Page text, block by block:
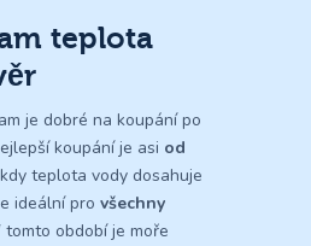
teplota
je dobré na koupání po
koupání je asi od
teplota vody dosahuje
ideální pro všechny
tomto období je moře